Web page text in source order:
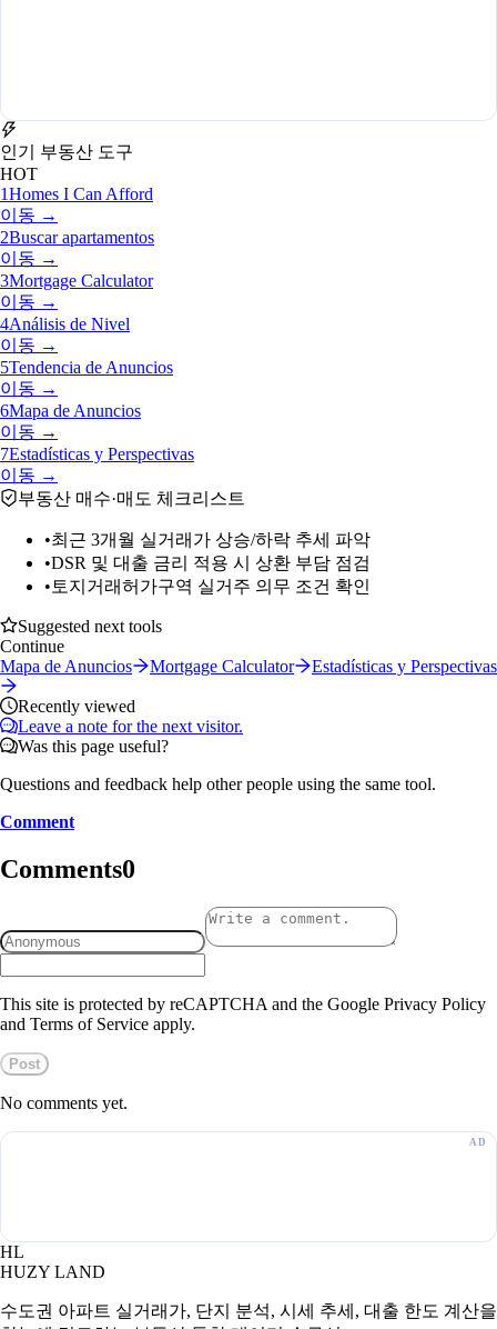
인기 부동산 도구
HOT
1Homes I Can Afford
이동 →
2Buscar apartamentos
이동 →
3Mortgage Calculator
이동 →
4Análisis de Nivel
이동 →
5Tendencia de Anuncios
이동 →
6Mapa de Anuncios
이동 →
7Estadísticas y Perspectivas
이동 →
부동산 매수·매도 체크리스트
•최근 3개월 실거래가 상승/하락 추세 파악
•DSR 및 대출 금리 적용 시 상환 부담 점검
• 토지거래허가구역 실거주 의무 조건 확인
Suggested next tools
Continue
Mapa de Anuncios
Mortgage Calculator Estadísticas y Perspectivas
Recently viewed
Leave a note for the next visitor.
Was this page useful?
Questions and feedback help other people using the same tool.
Comment
Comments0
This site is protected by reCAPTCHA and the Google Privacy Policy
and Terms of Service apply.
Post
No comments yet.
HL
HUZY LAND
수도권 아파트 실거래가, 단지 분석, 시세 추세, 대출 한도 계산을